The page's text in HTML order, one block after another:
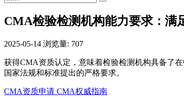
CMA检验检测机构能力要求：满
2025-05-14 浏览量: 707
获得CMA资质认定，意味着检验检测机构具备了
国家法规和标准提出的严格要求。
CMA资质申请 CMA权威指南